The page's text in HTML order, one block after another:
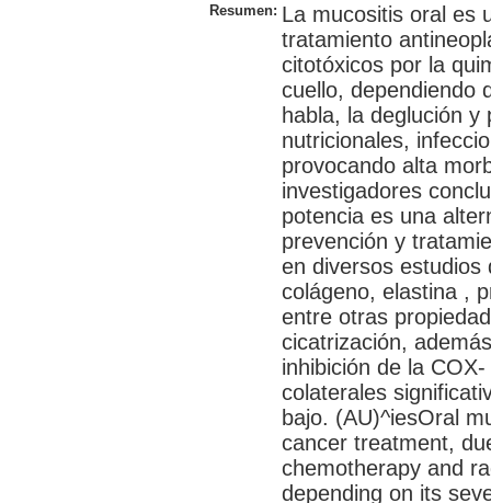
Resumen: La mucositis oral es
tratamiento
citotóxicos por la
cuello, dependiendo
habla, la deglución
nutricionales,
provocando alta
investigadores
potencia es una
prevención y
en diversos estudios
colágeno, elastina ,
entre otras
cicatrización,
inhibición de la
colaterales
bajo. (AU)^iesOral
cancer treatment,
chemotherapy and
depending on its